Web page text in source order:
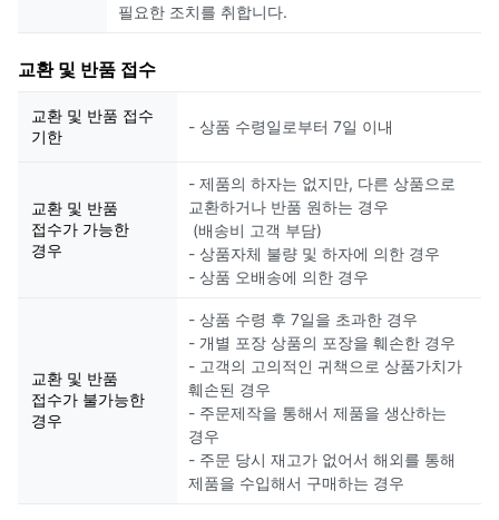
필요한 조치를 취합니다.
교환 및 반품 접수
교환 및 반품 접수
기한
- 상품 수령일로부터 7일 이내
교환 및 반품
접수가 가능한
경우
- 제품의 하자는 없지만, 다른 상품으로
교환하거나 반품 원하는 경우
(배송비 고객 부담)
- 상품자체 불량 및 하자에 의한 경우
- 상품 오배송에 의한 경우
교환 및 반품
접수가 불가능한
경우
- 상품 수령 후 7일을 초과한 경우
- 개별 포장 상품의 포장을 훼손한 경우
- 고객의 고의적인 귀책으로 상품가치가
훼손된 경우
- 주문제작을 통해서 제품을 생산하는
경우
- 주문 당시 재고가 없어서 해외를 통해
제품을 수입해서 구매하는 경우